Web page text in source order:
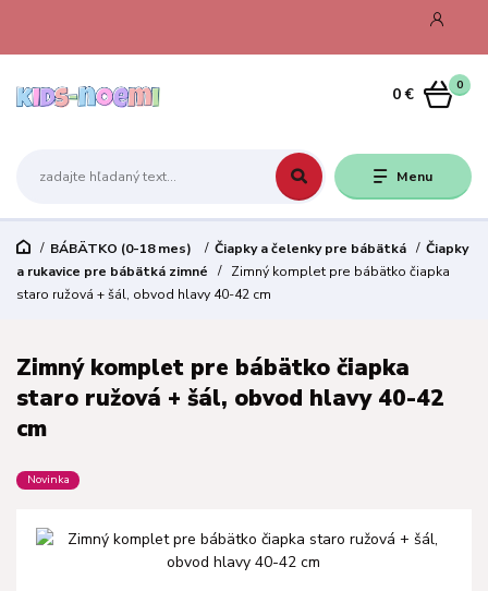
Menu
0
0 €
BÁBÄTKO (0-18 mes) Čiapky a čelenky pre bábätká
Čiapky
a rukavice pre bábätká zimné
Zimný komplet pre bábätko čiapka
staro ružová + šál, obvod hlavy 40-42 cm
Zimný komplet pre bábätko čiapka
staro ružová + šál, obvod hlavy 40-42
cm
Novinka